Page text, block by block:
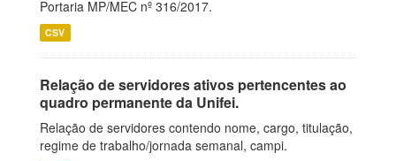
Portaria MP/MEC nº 316/2017.
CSV
Relação de servidores ativos pertencentes ao
quadro permanente da Unifei.
Relação de servidores contendo nome, cargo, titulação,
regime de trabalho/jornada semanal, campi.